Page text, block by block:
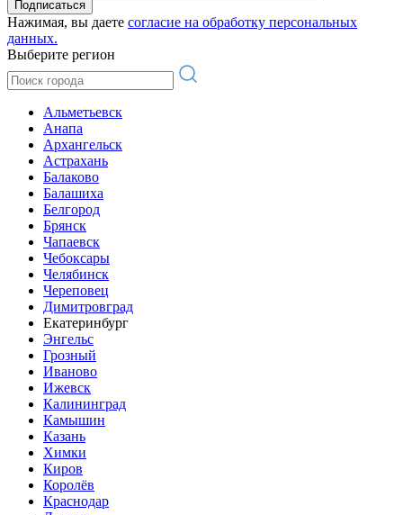
Подписаться
Нажимая, вы даете согласие на обработку персональных
данных.
Выберите регион
Альметьевск
Анапа
Архангельск
Астрахань
Балаково
Балашиха
Белгород
Брянск
Чапаевск
Чебоксары
Челябинск
Череповец
Димитровград
Екатеринбург
Энгельс
Грозный
Иваново
Ижевск
Калининград
Камышин
Казань
Химки
Киров
Королёв
Краснодар